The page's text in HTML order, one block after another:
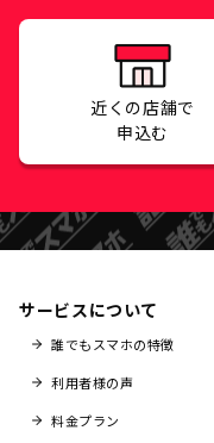
近くの店舗で
申込む
サービスについて
誰でもスマホの特徴
利用者様の声
料金プラン